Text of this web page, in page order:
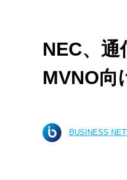
NEC、
MVNO向
BUSINESS